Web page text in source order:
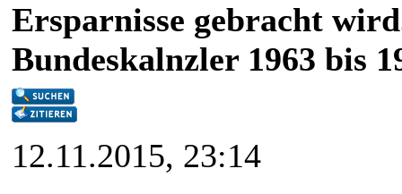
Ersparnisse gebracht
Bundeskalnzler 1963 bis
12.11.2015, 23:14